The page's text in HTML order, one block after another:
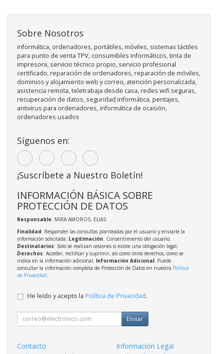
Sobre Nosotros
informática, ordenadores, portátiles, móviles, sistemas táctiles
para punto de venta TPV, consumibles informáticos, tinta de
impresora, servicio técnico propio, servicio profesional
certificado, reparación de ordenadores, reparación de móviles,
dominios y alojamiento web y correo, atención personalizada,
asistencia remota, teletrabaja desde casa, redes wifi seguras,
recuperación de datos, seguridad informática, peritajes,
antivirus para ordenadores, informática de ocasión,
ordenadores usados
Síguenos en:
¡Suscríbete a Nuestro Boletín!
INFORMACIÓN BÁSICA SOBRE
PROTECCIÓN DE DATOS
Responsable: MIRA AMOROS, ELIAS
Finalidad: Responder las consultas planteadas por el usuario y enviarle la
información solicitada; Legitimación: Consentimiento del usuario;
Destinatarios: Solo se realizan cesiones si existe una obligación legal;
Derechos: Acceder, rectificar y suprimir, así como otros derechos, como se
indica en la información adicional; Información Adicional: Puede
consultar la información completa de Protección de Datos en nuestra Política
de Privacidad
He leído y acepto la Política de Privacidad.
Enviar
Contacto
Información Legal